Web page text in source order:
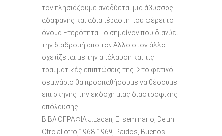
τον πλησιάζουμε αναδύεται μια άβυσσος
αδαφανής και αδιαπέραστη που φέρει το
όνομα Ετερότητα.Το σημαίνον που διανύει
την διαδρομή απο τον Άλλο στον άλλο
σχετίζεται με την απόλαυση και τις
τραυματικές επιπτώσεις της. Στο φετινό
σεμινάριο θα προσπαθήσουμε να θέσουμε
επι σκηνής την εκδοχή μιας διαστροφικής
απόλαυσης …
ΒΙΒΛΙΟΓΡΑΦΙΑ J.Lacan, El seminario, De un
Otro al otro,1968-1969, Paidos, Buenos